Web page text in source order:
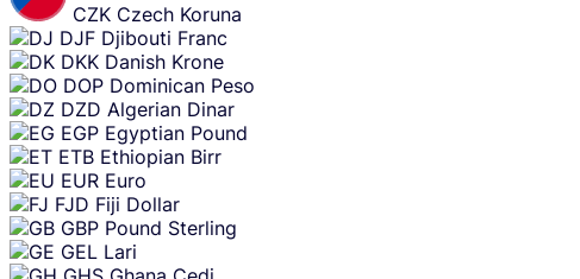
CZK Czech Koruna
DJF Djibouti Franc
DKK Danish Krone
DOP Dominican Peso
DZD Algerian Dinar
EGP Egyptian Pound
ETB Ethiopian Birr
EUR Euro
FJD Fiji Dollar
GBP Pound Sterling
GEL Lari